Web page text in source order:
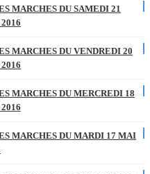
MARCHES DU SAMEDI 21
MARCHES DU VENDREDI 20
MARCHES DU MERCREDI 18
MARCHES DU MARDI 17 MAI